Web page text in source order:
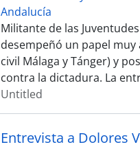
Andalucía
Militante de las
desempeñó un papel
civil Málaga y Tánger) y
contra la dictadura. La
Untitled
Entrevista a Dolores